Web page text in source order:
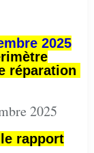
2025
réparation
2025
rapport